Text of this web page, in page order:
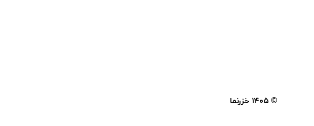
© ۱۴۰۵ خزرنما